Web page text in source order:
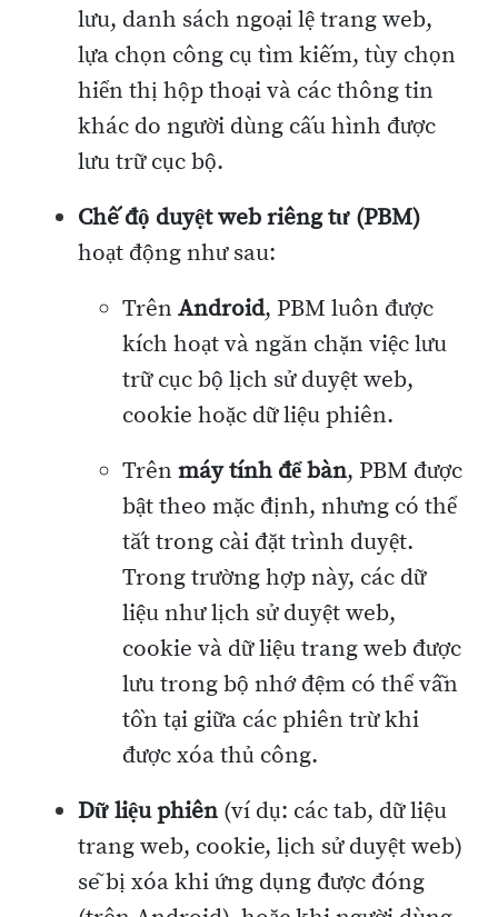
lưu, danh sách ngoại lệ trang web,
lựa chọn công cụ tìm kiếm, tùy chọn
hiển thị hộp thoại và các thông tin
khác do người dùng cấu hình được
lưu trữ cục bộ.
Chế độ duyệt web riêng tư (PBM)
hoạt động như sau:
Trên Android, PBM luôn được
kích hoạt và ngăn chặn việc lưu
trữ cục bộ lịch sử duyệt web,
cookie hoặc dữ liệu phiên.
Trên máy tính để bàn, PBM được
bật theo mặc định, nhưng có thể
tắt trong cài đặt trình duyệt.
Trong trường hợp này, các dữ
liệu như lịch sử duyệt web,
cookie và dữ liệu trang web được
lưu trong bộ nhớ đệm có thể vẫn
tồn tại giữa các phiên trừ khi
được xóa thủ công.
Dữ liệu phiên (ví dụ: các tab, dữ liệu
trang web, cookie, lịch sử duyệt web)
sẽ bị xóa khi ứng dụng được đóng